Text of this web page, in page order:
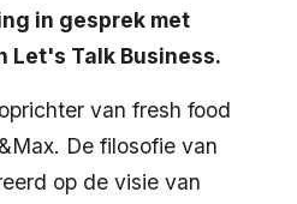
in gesprek met
Let's Talk Business.
van fresh food
De filosofie van
op de visie van